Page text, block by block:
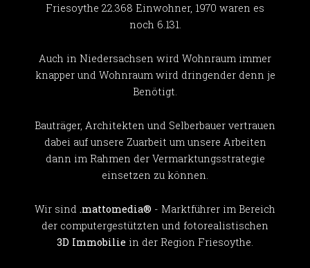
Friesoythe 22.368 Einwohner, 1970 waren es
noch 6.131.
Auch in Niedersachsen wird Wohnraum immer
knapper und Wohnraum wird dringender denn je
Benötigt.
Bauträger, Architekten und Selberbauer vertrauen
dabei auf unsere Zuarbeit um unsere Arbeiten
dann im Rahmen der Vermarktungsstrategie
einsetzen zu können.
Wir sind .mattomedia® - Marktführer im Bereich
der computergestützten und fotorealistischen
3D Immobilie in der Region Friesoythe.